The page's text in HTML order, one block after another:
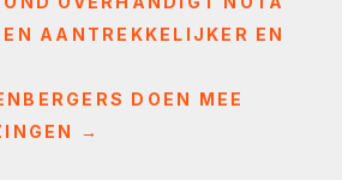
AANTREKKELIJKER EN
DOEN MEE
→